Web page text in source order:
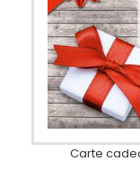
Carte